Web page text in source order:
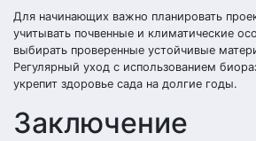
Для начинающих важно планировать
учитывать почвенные и климатические
выбирать проверенные устойчивые
Регулярный уход с использованием
укрепит здоровье сада на долгие годы.
Заключение